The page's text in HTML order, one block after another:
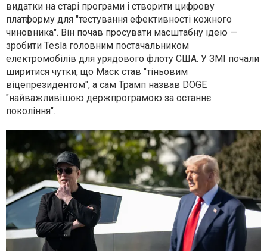
видатки на старі програми і створити цифрову
платформу для "тестування ефективності кожного
чиновника". Він почав просувати масштабну ідею —
зробити Tesla головним постачальником
електромобілів для урядового флоту США. У ЗМІ почали
ширитися чутки, що Маск став "тіньовим
віцепрезидентом", а сам Трамп назвав DOGE
"найважливішою держпрограмою за останнє
покоління".